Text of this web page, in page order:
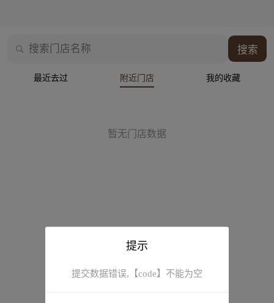
搜索门店名称 搜索
最近去过 附近门店 我的收藏
暂无门店数据
提示
提交数据错误,【code】不能为空